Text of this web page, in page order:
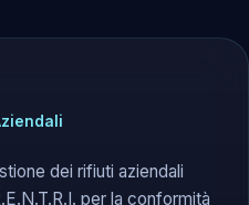
dei rifiuti aziendali
per la conformità